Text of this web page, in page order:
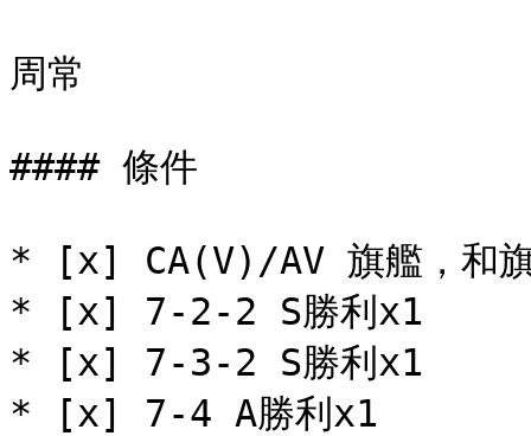
周常
#### 條件
* [x] CA(V)/AV 旗艦，和旗
* [x] 7-2-2 S勝利x1
* [x] 7-3-2 S勝利x1
* [x] 7-4 A勝利x1